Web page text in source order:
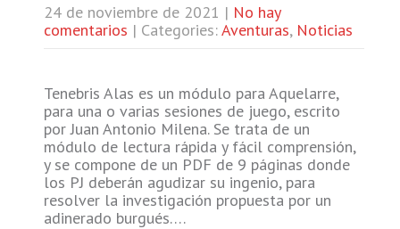
24 de noviembre de 2021 | No hay
comentarios | Categories:Aventuras, Noticias
Tenebris Alas es un módulo para Aquelarre,
para una o varias sesiones de juego, escrito
por Juan Antonio Milena. Se trata de un
módulo de lectura rápida y fácil comprensión,
y se compone de un PDF de 9 páginas donde
los PJ deberán agudizar su ingenio, para
resolver la investigación propuesta por un
adinerado burgués….